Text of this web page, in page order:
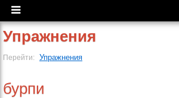
Упражнения
Перейти: Упражнения
бурпи